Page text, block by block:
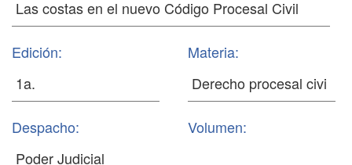
Edición: Materia:
Despacho: Volumen: